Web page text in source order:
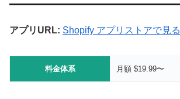
アプリURL: Shopify アプリストアで見る
料金体系 月額 $19.99〜